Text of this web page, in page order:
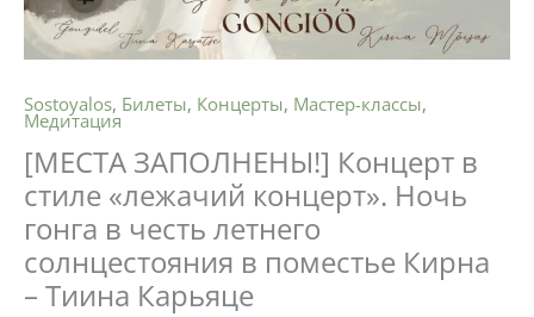
Sostoyalos, Билеты, Концерты, Мастер-классы,
Медитация
[МЕСТА ЗАПОЛНЕНЫ!] Концерт в
стиле «лежачий концерт». Ночь
гонга в честь летнего
солнцестояния в поместье Кирна
– Тиина Карьяце